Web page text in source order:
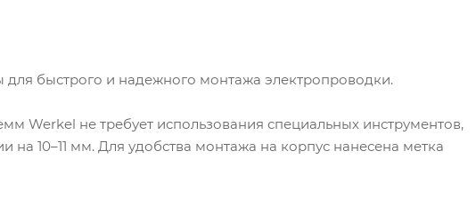
быстрого и надежного монтажа электропроводки.
Werkel не требует использования специальных инструментов,
10–11 мм. Для удобства монтажа на корпус нанесена метка